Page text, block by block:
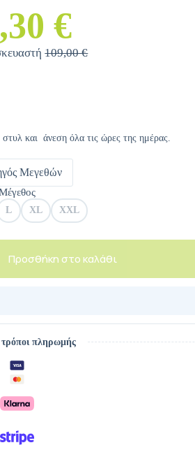
€
109,00 €
και άνεση όλα τις ώρες της ημέρας.
Μεγεθών
L XL XXL
Προσθήκη στο καλάθι
τρόποι πληρωμής